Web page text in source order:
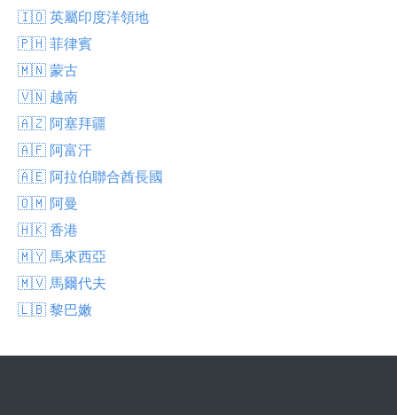
🇮🇴 英屬印度洋領地
🇵🇭 菲律賓
🇲🇳 蒙古
🇻🇳 越南
🇦🇿 阿塞拜疆
🇦🇫 阿富汗
🇦🇪 阿拉伯聯合酋長國
🇴🇲 阿曼
🇭🇰 香港
🇲🇾 馬來西亞
🇲🇻 馬爾代夫
🇱🇧 黎巴嫩